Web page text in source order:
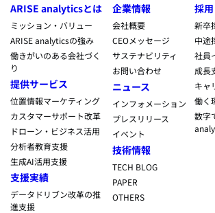
ARISE analyticsとは
ミッション・バリュー
ARISE analyticsの強み
働きがいのある会社づく
り
提供サービス
位置情報マーケティング
カスタマーサポート改革
ドローン・ビジネス活用
分析者教育支援
生成AI活用支援
支援実績
データドリブン改革の推
進支援
企業情報
会社概要
CEOメッセージ
サステナビリティ
お問い合わせ
ニュース
インフォメーション
プレスリリース
イベント
技術情報
TECH BLOG
PAPER
OTHERS
採用
新卒
中途
社員
成長
キャ
働く
数字